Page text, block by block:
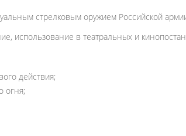
стрелковым оружием Российской
использование в театральных и
действия;
огня;